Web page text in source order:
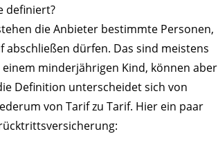
definiert?
die Anbieter bestimmte Personen,
abschließen dürfen. Das sind meistens
minderjährigen Kind, können aber
Definition unterscheidet sich von
von Tarif zu Tarif. Hier ein paar